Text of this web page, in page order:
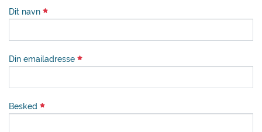
Dit navn
Din emailadresse
Besked